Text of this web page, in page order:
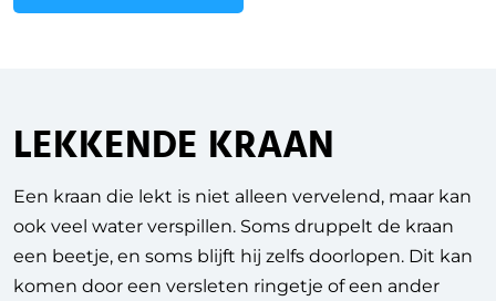
LEKKENDE KRAAN
Een kraan die lekt is niet alleen vervelend, maar kan
ook veel water verspillen. Soms druppelt de kraan
een beetje, en soms blijft hij zelfs doorlopen. Dit kan
komen door een versleten ringetje of een ander